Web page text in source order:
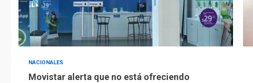
NACIONALES
Movistar alerta que no está ofreciendo